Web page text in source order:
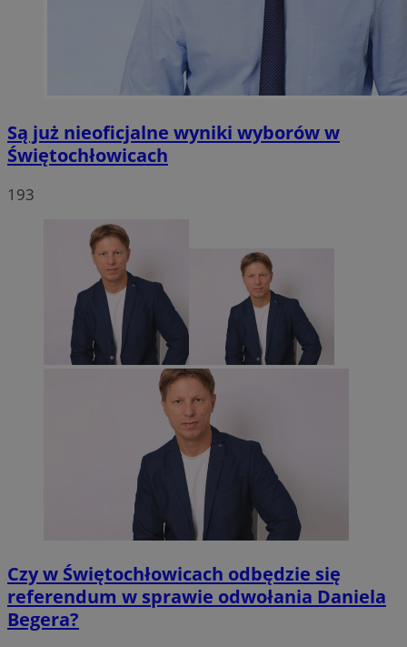
Są już nieoficjalne wyniki wyborów w
Świętochłowicach
193
Czy w Świętochłowicach odbędzie się
referendum w sprawie odwołania Daniela
Begera?